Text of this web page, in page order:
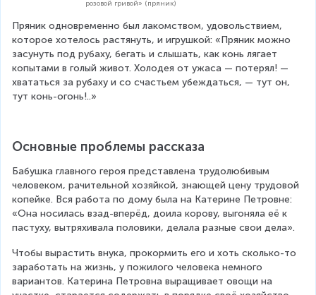
розовой гривой» (пряник)
Пряник одновременно был лакомством, удовольствием,
которое хотелось растянуть, и игрушкой: «Пряник можно
засунуть под рубаху, бегать и слышать, как конь лягает
копытами в голый живот. Холодея от ужаса — потерял! —
хвататься за рубаху и со счастьем убеждаться, — тут он,
тут конь-огонь!..»
Основные проблемы рассказа
Бабушка главного героя представлена трудолюбивым
человеком, рачительной хозяйкой, знающей цену трудовой
копейке. Вся работа по дому была на Катерине Петровне:
«Она носилась взад-вперёд, доила корову, выгоняла её к
пастуху, вытряхивала половики, делала разные свои дела».
Чтобы вырастить внука, прокормить его и хоть сколько-то
заработать на жизнь, у пожилого человека немного
вариантов. Катерина Петровна выращивает овощи на